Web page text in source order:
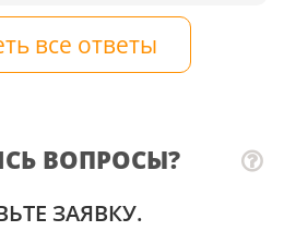
все ответы
ВОПРОСЫ?
ЗАЯВКУ.